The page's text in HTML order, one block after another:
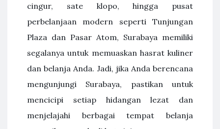
cingur, sate klopo, hingga pusat
perbelanjaan modern seperti Tunjungan
Plaza dan Pasar Atom, Surabaya memiliki
segalanya untuk memuaskan hasrat kuliner
dan belanja Anda. Jadi, jika Anda berencana
mengunjungi Surabaya, pastikan untuk
mencicipi setiap hidangan lezat dan
menjelajahi berbagai tempat belanja